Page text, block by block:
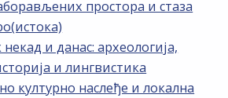
простора и стаза
и данас: археологија,
и лингвистика
културно наслеђе и локална